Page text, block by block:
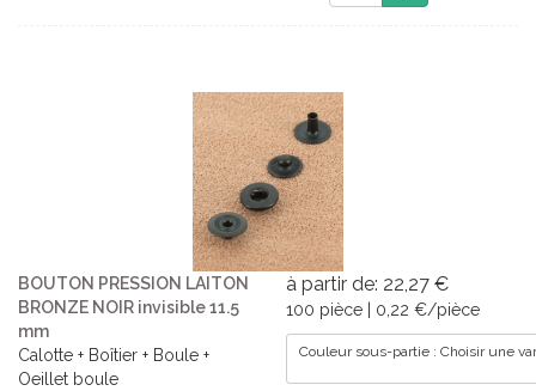
BOUTON PRESSION LAITON
BRONZE NOIR invisible 11.5
mm
Calotte + Boîtier + Boule +
Oeillet boule
à partir de: 22,27 €
100 pièce | 0,22 €/pièce
Couleur sous-partie : Choisir une